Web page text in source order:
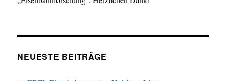
NEUESTE BEITRÄGE